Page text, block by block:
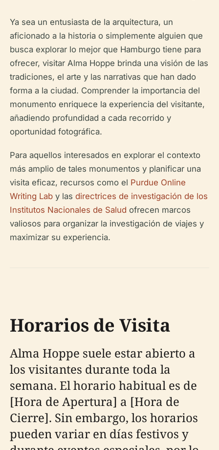
Ya sea un entusiasta de la arquitectura, un
aficionado a la historia o simplemente alguien que
busca explorar lo mejor que Hamburgo tiene para
ofrecer, visitar Alma Hoppe brinda una visión de las
tradiciones, el arte y las narrativas que han dado
forma a la ciudad. Comprender la importancia del
monumento enriquece la experiencia del visitante,
añadiendo profundidad a cada recorrido y
oportunidad fotográfica.
Para aquellos interesados en explorar el contexto
más amplio de tales monumentos y planificar una
visita eficaz, recursos como el Purdue Online
Writing Lab y las directrices de investigación de los
Institutos Nacionales de Salud ofrecen marcos
valiosos para organizar la investigación de viajes y
maximizar su experiencia.
Horarios de Visita
Alma Hoppe suele estar abierto a
los visitantes durante toda la
semana. El horario habitual es de
[Hora de Apertura] a [Hora de
Cierre]. Sin embargo, los horarios
pueden variar en días festivos y